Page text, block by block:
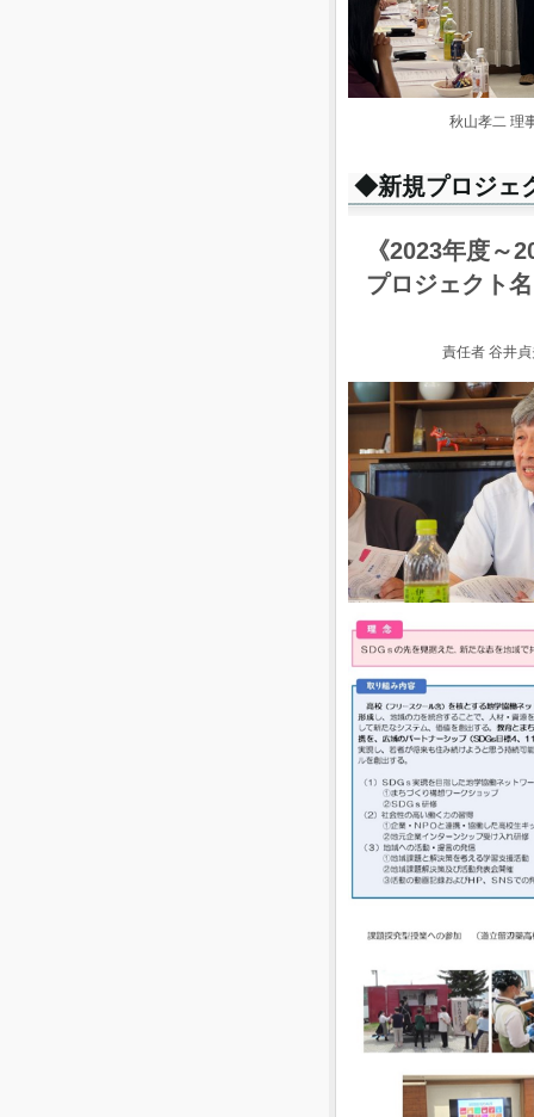
秋山孝二 理
◆新規プロジェ
《2023年度～
プロジェクト
責任者 谷井